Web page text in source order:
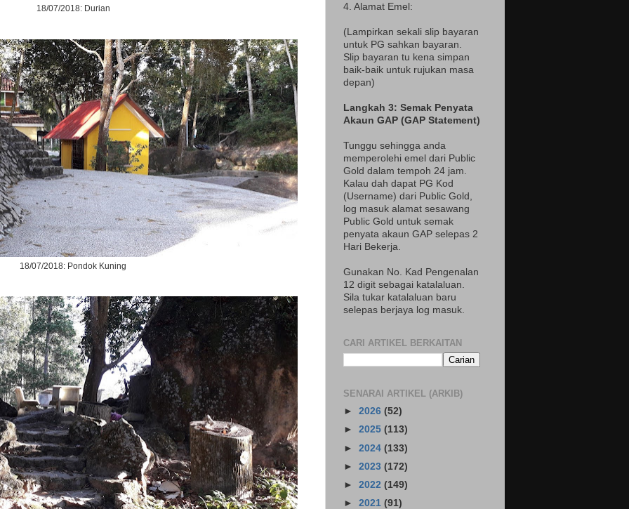
18/07/2018: Durian
18/07/2018: Pondok Kuning
4. Alamat Emel:
(Lampirkan sekali slip bayaran
untuk PG sahkan bayaran.
Slip bayaran tu kena simpan
baik-baik untuk rujukan masa
depan)
Langkah 3: Semak Penyata
Akaun GAP (GAP Statement)
Tunggu sehingga anda
memperolehi emel dari Public
Gold dalam tempoh 24 jam.
Kalau dah dapat PG Kod
(Username) dari Public Gold,
log masuk alamat sesawang
Public Gold untuk semak
penyata akaun GAP selepas 2
Hari Bekerja.
Gunakan No. Kad Pengenalan
12 digit sebagai katalaluan.
Sila tukar katalaluan baru
selepas berjaya log masuk.
CARI ARTIKEL BERKAITAN
SENARAI ARTIKEL (ARKIB)
► 2026 (52)
► 2025 (113)
► 2024 (133)
► 2023 (172)
► 2022 (149)
► 2021 (91)